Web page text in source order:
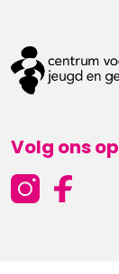
Volg ons op